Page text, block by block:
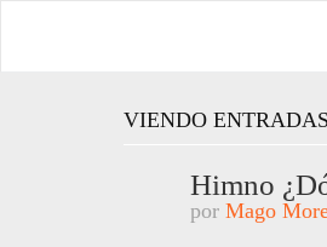
VIENDO
Himno
por Mago